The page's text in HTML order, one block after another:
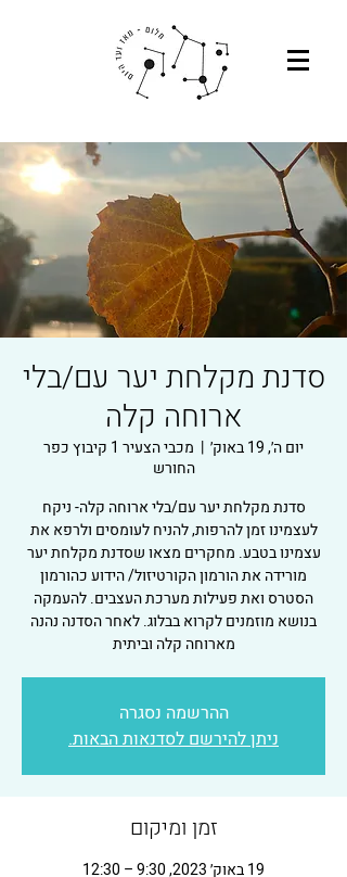
סדנת מקלחת יער עם/בלי
ארוחה קלה
יום ה׳, 19 באוק׳
  |
מכבי הצעיר 1 קיבוץ כפר
החורש
סדנת מקלחת יער עם/בלי ארוחה קלה- ניקח
לעצמינו זמן להרפות, להניח לעומסים ולרפא את
עצמינו בטבע. מחקרים מצאו שסדנת מקלחת יער
מורידה את הורמון הקורטיזול/ הידוע כהורמון
הסטרס ואת פעילות מערכת העצבים. להעמקה
בנושא מוזמנים לקרוא בבלוג. לאחר הסדנה נהנה
מארוחה קלה וביתית
ההרשמה נסגרה
ניתן להירשם לסדנאות הבאות.
זמן ומיקום
19 באוק׳ 2023, 9:30 – 12:30